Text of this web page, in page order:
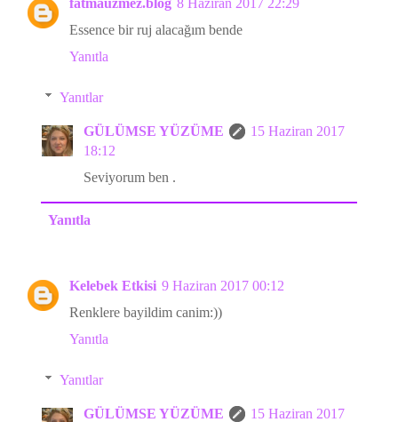
fatmauzmez.blog 8 Haziran 2017 22:29
Essence bir ruj alacağım bende
Yanıtla
Yanıtlar
GÜLÜMSE YÜZÜME
15 Haziran 2017
18:12
Seviyorum ben .
Yanıtla
Kelebek Etkisi 9 Haziran 2017 00:12
Renklere bayildim canim:))
Yanıtla
Yanıtlar
GÜLÜMSE YÜZÜME
15 Haziran 2017